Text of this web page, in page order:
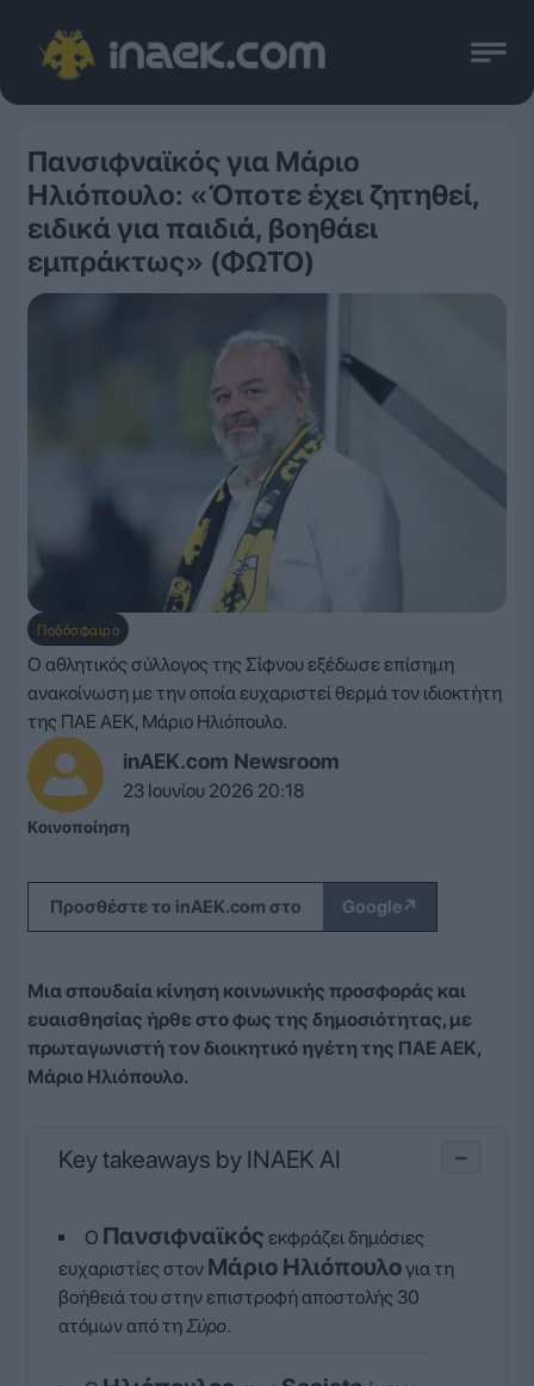
Πανσιφναϊκός για Μάριο
Ηλιόπουλο: «Όποτε έχει ζητηθεί,
ειδικά για παιδιά, βοηθάει
εμπράκτως» (ΦΩΤΟ)
Ποδόσφαιρο
inAEK.com Newsroom
23 Ιουνίου 2026 20:18
Ο αθλητικός σύλλογος της Σίφνου εξέδωσε επίσημη
ανακοίνωση με την οποία ευχαριστεί θερμά τον ιδιοκτήτη
της ΠΑΕ ΑΕΚ, Μάριο Ηλιόπουλο.
Κοινοποίηση
Προσθέστε το inAEK.com στο Google↗
Μια σπουδαία κίνηση κοινωνικής προσφοράς και
ευαισθησίας ήρθε στο φως της δημοσιότητας, με
πρωταγωνιστή τον διοικητικό ηγέτη της ΠΑΕ ΑΕΚ,
Μάριο Ηλιόπουλο.
Key takeaways by INAEK AI −
Ο Πανσιφναϊκός εκφράζει δημόσιες
ευχαριστίες στον Μάριο Ηλιόπουλογια τη
βοήθειά του στην επιστροφή αποστολής 30
ατόμων από τηΣύρο.